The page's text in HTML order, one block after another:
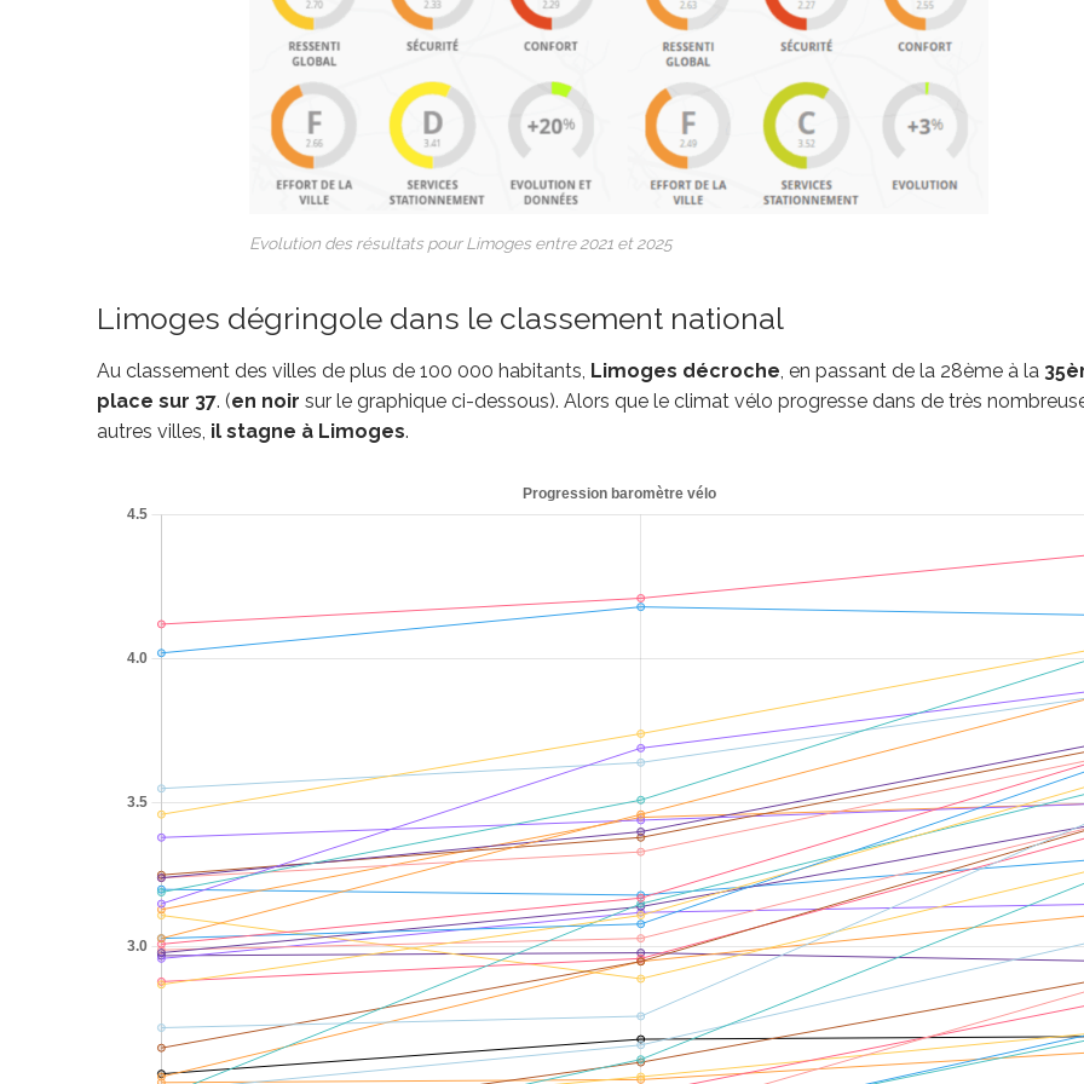
Evolution des résultats pour Limoges entre 2021 et 2025
Limoges dégringole dans le classement national
Au classement des villes de plus de 100 000 habitants, Limoges décroche , en passant de la 28ème à la
place sur 37. (en noir sur le graphique ci-dessous). Alors que le climat vélo progresse dans de très
autres villes, il stagne à Limoges.